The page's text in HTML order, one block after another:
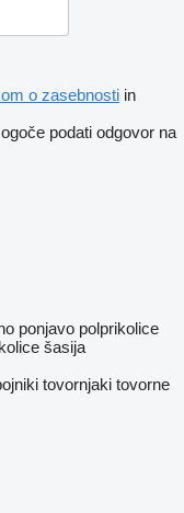
o zasebnosti in
podati odgovor na
ponjavo polprikolice
šasija
tovornjaki tovorne